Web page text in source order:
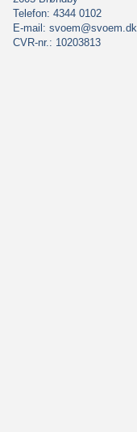
Telefon: 4344 0102
E-mail: svoem@svoem.dk
CVR-nr.: 10203813